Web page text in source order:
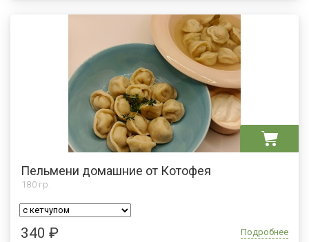
Пельмени домашние от Котофея
180 гр.
340 ₽ Подробнее